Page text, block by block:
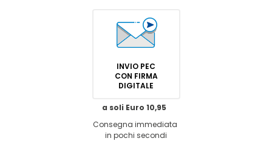
INVIO PEC
CON FIRMA
DIGITALE
a soli Euro 10,95
Consegna immediata
in pochi secondi